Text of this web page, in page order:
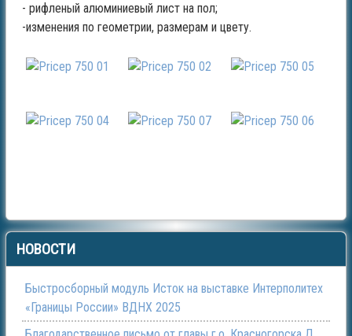
- рифленый алюминиевый лист на пол;
-изменения по геометрии, размерам и цвету.
НОВОСТИ
Быстросборный модуль Исток на выставке Интерполитех
«Границы России» ВДНХ 2025